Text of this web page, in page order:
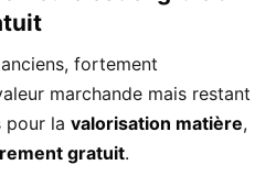
fortement
marchande mais restant
pour la valorisation matière,
gratuit.